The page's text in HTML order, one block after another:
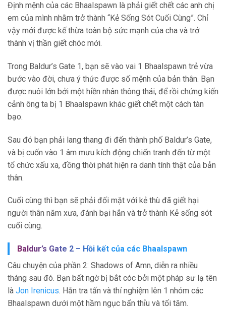
Định mệnh của các Bhaalspawn là phải giết chết các anh chị
em của mình nhằm trở thành “Kẻ Sống Sót Cuối Cùng”. Chỉ
vậy mới được kế thừa toàn bộ sức mạnh của cha và trở
thành vị thần giết chóc mới.
Trong Baldur’s Gate 1, bạn sẽ vào vai 1 Bhaalspawn trẻ vừa
bước vào đời, chưa ý thức được số mệnh của bản thân. Bạn
được nuôi lớn bởi một hiền nhân thông thái, để rồi chứng kiến
cảnh ông ta bị 1 Bhaalspawn khác giết chết một cách tàn
bạo.
Sau đó bạn phải lang thang đi đến thành phố Baldur’s Gate,
và bị cuốn vào 1 âm mưu kích động chiến tranh đến từ một
tổ chức xấu xa, đồng thời phát hiện ra danh tính thật của bản
thân.
Cuối cùng thì bạn sẽ phải đối mặt với kẻ thù đã giết hại
người thân năm xưa, đánh bại hắn và trở thành Kẻ sống sót
cuối cùng.
Baldur’s Gate 2 – Hồi kết của các Bhaalspawn
Câu chuyện của phần 2: Shadows of Amn, diễn ra nhiều
tháng sau đó. Bạn bất ngờ bị bắt cóc bởi một pháp sư lạ tên
là Jon Irenicus. Hắn tra tấn và thí nghiệm lên 1 nhóm các
Bhaalspawn dưới một hầm ngục bẩn thỉu và tối tăm.